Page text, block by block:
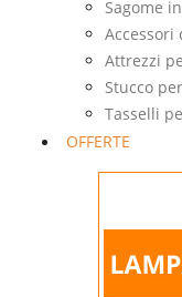
Sagome
Accessori
Attrezzi
Stucco
Tasselli
OFFERTE